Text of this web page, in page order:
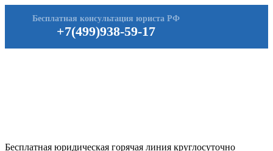
+7(499)938-59-17
Бесплатная консультация юриста РФ
Бесплатная юридическая горячая линия круглосуточно